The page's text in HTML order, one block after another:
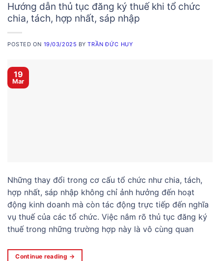
Hướng dẫn thủ tục đăng ký thuế khi tổ chức
chia, tách, hợp nhất, sáp nhập
POSTED ON 19/03/2025 BYTRẦN ĐỨC HUY
19
Mar
Những thay đổi trong cơ cấu tổ chức như chia, tách,
hợp nhất, sáp nhập không chỉ ảnh hưởng đến hoạt
động kinh doanh mà còn tác động trực tiếp đến nghĩa
vụ thuế của các tổ chức. Việc nắm rõ thủ tục đăng ký
thuế trong những trường hợp này là vô cùng quan
Continue reading →